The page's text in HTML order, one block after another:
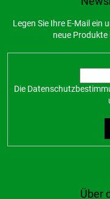
Über
Legen Sie Ihre E-Mail
neue Produkte
Die